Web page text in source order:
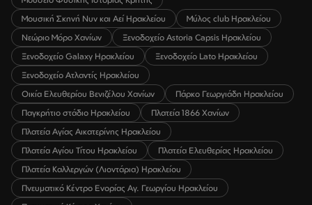
Μουσική Σκηνή Νυν και Αεί Ηρακλείου
Μύλος club Ηρακλείου
Νεώριο Μόρο Χανίων
Ξενοδοχείο Astoria Capsis Ηρακλείου
Ξενοδοχείο Galaxy Ηρακλείου
Ξενοδοχείο Lato Ηρακλείου
Ξενοδοχείο Ατλαντίς Ηρακλείου
Οικία Ελευθερίου Βενιζέλου Χανίων
Πάρκο Γεωργιάδη Ηρακλείου
Παγκρήτιο στάδιο Ηρακλείου
Πλατεία 1866 Χανίων
Πλατεία Αγίας Αικατερίνης Ηρακλείου
Πλατεία Αγίου Τίτου Ηρακλείου
Πλατεία Ελευθερίας Ηρακλείου
Πλατεία Καλλεργών (Λιοντάρια) Ηρακλείου
Πνευματικό Κέντρο Ενορίας Αγ. Γεωργίου Ηρακλείου